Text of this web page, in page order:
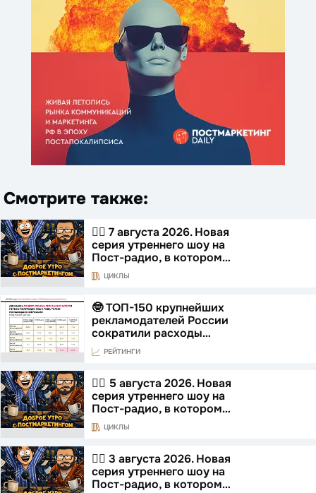
Смотрите также:
☝🏻 7 августа 2026. Новая
серия утреннего шоу на
Пост-радио, в котором…
ЦИКЛЫ
🤓 ТОП-150 крупнейших
рекламодателей России
сократили расходы…
РЕЙТИНГИ
☝🏻 5 августа 2026. Новая
серия утреннего шоу на
Пост-радио, в котором…
ЦИКЛЫ
☝🏻 3 августа 2026. Новая
серия утреннего шоу на
Пост-радио, в котором…